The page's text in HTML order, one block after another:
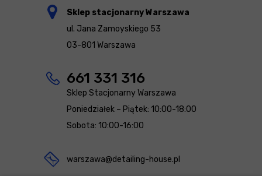
Sklep stacjonarny Warszawa
ul. Jana Zamoyskiego 53
03-801 Warszawa
661 331 316
Sklep Stacjonarny Warszawa
Poniedziałek – Piątek: 10:00-18:00
Sobota: 10:00-16:00
warszawa@detailing-house.pl